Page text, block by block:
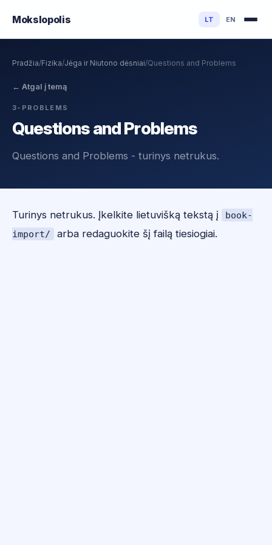
Mokslopolis LT EN
Pradžia/Fizika/Jėga ir Niutono dėsniai/Questions and Problems
← Atgal į temą
3-PROBLEMS
Questions and Problems
Questions and Problems - turinys netrukus.
Turinys netrukus. Įkelkite lietuvišką tekstą į
book-
import/
arba redaguokite šį failą tiesiogiai.